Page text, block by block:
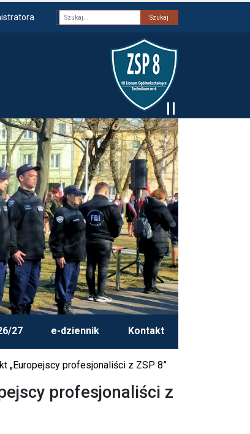
Fraza
27 e-dziennik Kontakt
„Europejscy profesjonaliści z ZSP 8”
profesjonaliści z